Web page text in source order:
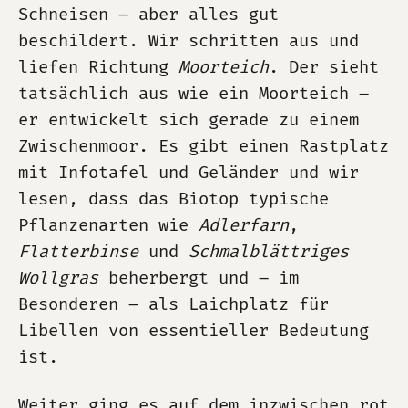
Schneisen – aber alles gut
beschildert. Wir schritten aus und
liefen Richtung Moorteich. Der sieht
tatsächlich aus wie ein Moorteich –
er entwickelt sich gerade zu einem
Zwischenmoor. Es gibt einen Rastplatz
mit Infotafel und Geländer und wir
lesen, dass das Biotop typische
Pflanzenarten wie Adlerfarn,
Flatterbinseund Schmalblättriges
Wollgrasbeherbergt und – im
Besonderen – als Laichplatz für
Libellen von essentieller Bedeutung
ist.